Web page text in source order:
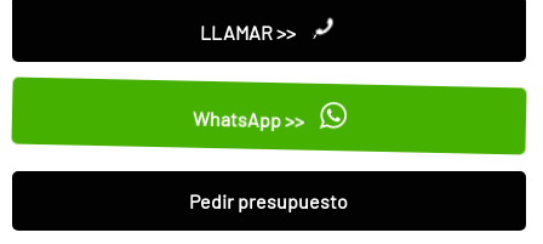
LLAMAR >>
WhatsApp >>
Pedir presupuesto